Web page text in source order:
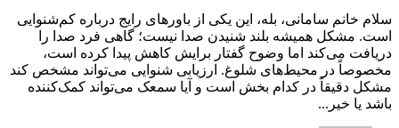
سلام خانم سامانی، بله، این یکی از باورهای رایج درباره کم‌شنوایی
است. مشکل همیشه بلند شنیدن صدا نیست؛ گاهی فرد صدا را
دریافت می‌کند اما وضوح گفتار برایش کاهش پیدا کرده است،
مخصوصاً در محیط‌های شلوغ. ارزیابی شنوایی می‌تواند مشخص کند
مشکل دقیقاً در کدام بخش است و آیا سمعک می‌تواند کمک‌کننده
باشد یا خیر...